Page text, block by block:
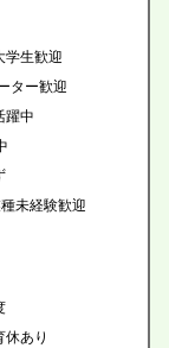
学生歓迎
ター歓迎
躍中
未経験歓迎
休あり